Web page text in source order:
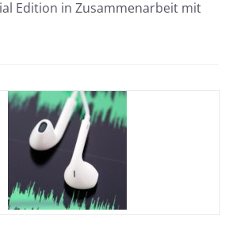
Edition in Zusammenarbeit mit